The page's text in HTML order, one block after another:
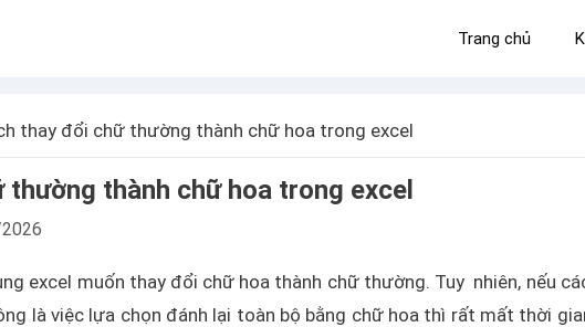
Trang chủ
thay đổi chữ thường thành chữ hoa trong excel
thành chữ hoa trong excel
excel muốn thay đổi chữ hoa thành chữ thường. Tuy nhiên, nếu
là việc lựa chọn đánh lại toàn bộ bằng chữ hoa thì rất mất thời